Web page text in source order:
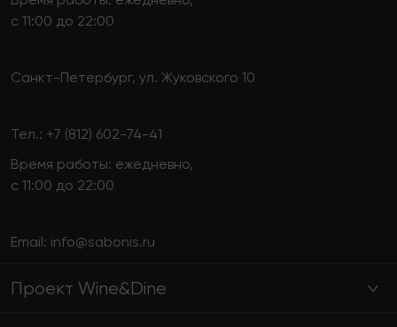
с 11:00 до 22:00
Санкт-Петербург, ул. Жуковского 10
Тел.: +7 (812) 602-74-41
Время работы: ежедневно,
с 11:00 до 22:00
Email: info@sabonis.ru
Проект Wine&Dine